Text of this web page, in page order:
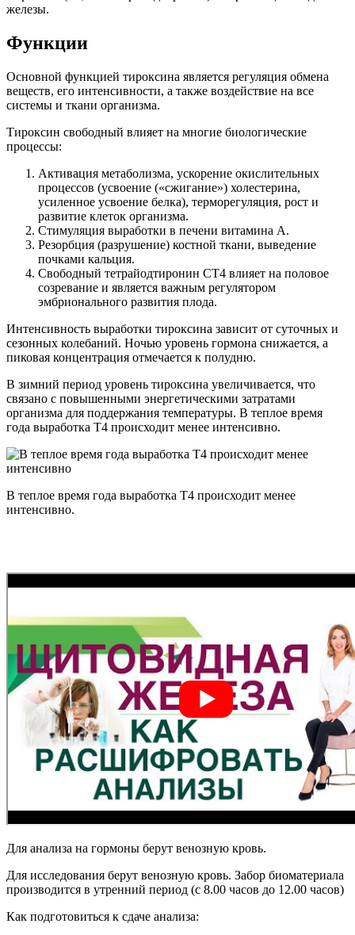
железы.
Функции
Основной функцией тироксина является регуляция обмена
веществ, его интенсивности, а также воздействие на все
системы и ткани организма.
Тироксин свободный влияет на многие биологические
процессы:
Активация метаболизма, ускорение окислительных
процессов (усвоение («сжигание») холестерина,
усиленное усвоение белка), терморегуляция, рост и
развитие клеток организма.
Стимуляция выработки в печени витамина A.
Резорбция (разрушение) костной ткани, выведение
почками кальция.
Свободный тетрайодтиронин СТ4 влияет на половое
созревание и является важным регулятором
эмбрионального развития плода.
Интенсивность выработки тироксина зависит от суточных и
сезонных колебаний. Ночью уровень гормона снижается, а
пиковая концентрация отмечается к полудню.
В зимний период уровень тироксина увеличивается, что
связано с повышенными энергетическими затратами
организма для поддержания температуры. В теплое время
года выработка Т4 происходит менее интенсивно.
В теплое время года выработка Т4 происходит менее
интенсивно.
Для анализа на гормоны берут венозную кровь.
Для исследования берут венозную кровь. Забор биоматериала
производится в утренний период (с 8.00 часов до 12.00 часов)
Как подготовиться к сдаче анализа: